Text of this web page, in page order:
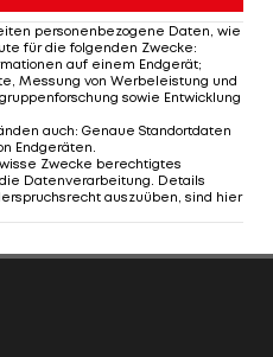
Kompany
Teamspieler
Säbener Straße?
League
personenbezogene Daten, wie
für die folgenden Zwecke:
auf einem Endgerät;
Messung von Werbeleistung und
sowie Entwicklung
auch: Genaue Standortdaten
Endgeräten
Zwecke berechtigtes
Datenverarbeitung. Details
auszuüben, sind hier